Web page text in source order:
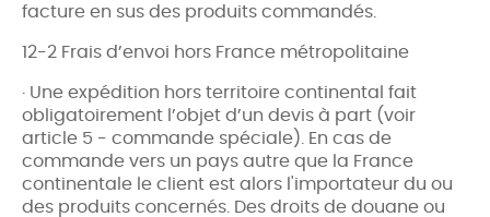
facture en sus des produits commandés.
12-2 Frais d’envoi hors France métropolitaine
· Une expédition hors territoire continental fait
obligatoirement l’objet d’un devis à part (voir
article 5 - commande spéciale). En cas de
commande vers un pays autre que la France
continentale le client est alors l'importateur du ou
des produits concernés. Des droits de douane ou